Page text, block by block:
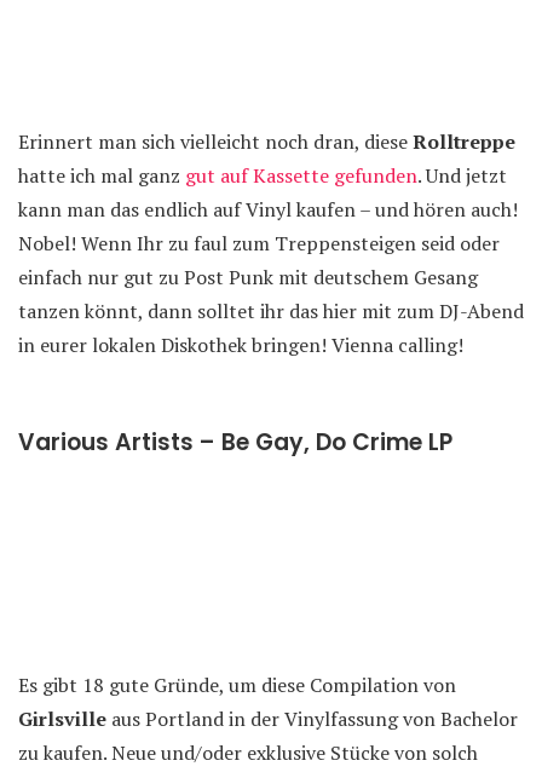
Erinnert man sich vielleicht noch dran, dieseRolltreppe
hatte ich mal ganz gut auf Kassette gefunden. Und jetzt
kann man das endlich auf Vinyl kaufen – und hören auch!
Nobel! Wenn Ihr zu faul zum Treppensteigen seid oder
einfach nur gut zu Post Punk mit deutschem Gesang
tanzen könnt, dann solltet ihr das hier mit zum DJ-Abend
in eurer lokalen Diskothek bringen! Vienna calling!
Various Artists – Be Gay, Do Crime LP
Es gibt 18 gute Gründe, um diese Compilation von
Girlsville aus Portland in der Vinylfassung von Bachelor
zu kaufen. Neue und/oder exklusive Stücke von solch